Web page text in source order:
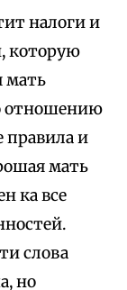
налоги и
которую
мать
отношению
правила и
мать
ка все
слова
но